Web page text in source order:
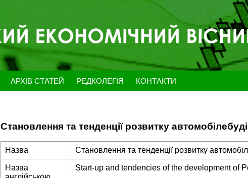
АРХІВ СТАТЕЙ РЕДКОЛЕГІЯ КОНТАКТИ
Становлення та тенденції розвитку
Назва Становлення та тенденції розвитку
Назва
Start-up and tendencies of the development of